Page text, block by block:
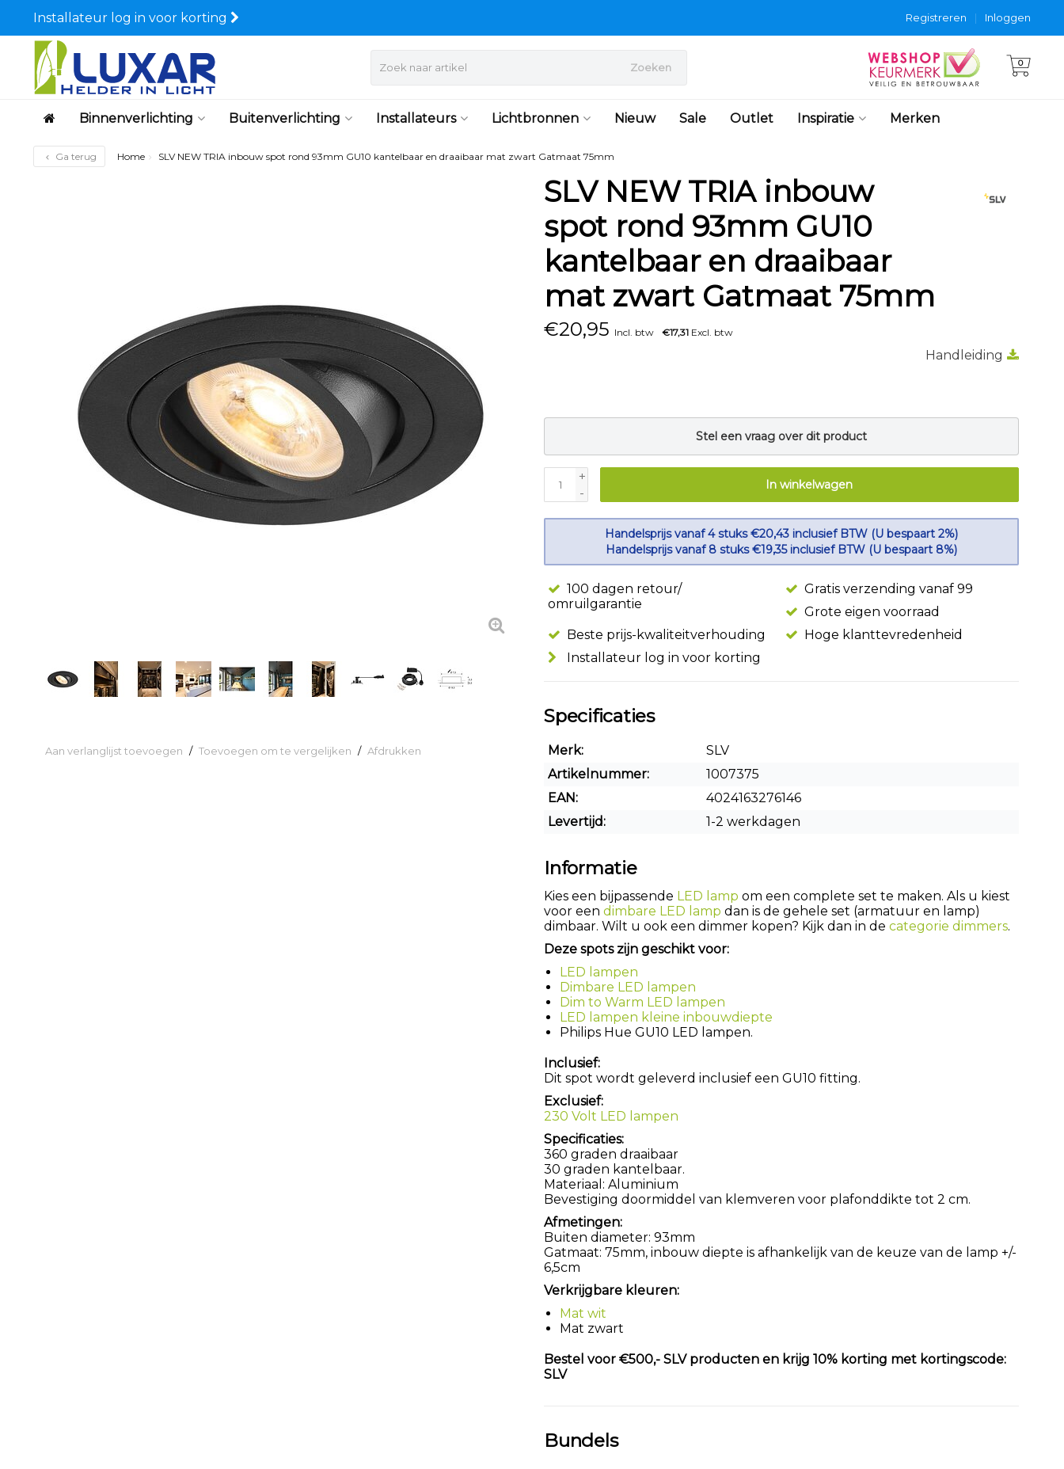
Installateur log in voor korting Inloggen
|
Registreren
Zoeken 0
Binnenverlichting Buitenverlichting Installateurs Lichtbronnen Nieuw Sale Outlet Inspiratie Merken
Ga terug Home SLV NEW TRIA inbouw spot rond 93mm GU10 kantelbaar en draaibaar mat zwart Gatmaat 75mm
Aan verlanglijst toevoegen / Toevoegen om te vergelijken / Afdrukken
SLV NEW TRIA inbouw
spot rond 93mm GU10
kantelbaar en draaibaar
mat zwart Gatmaat 75mm
€20,95 Incl. btw €17,31 Excl. btw
Handleiding
Stel een vraag over dit product
+
-
In winkelwagen
Handelsprijs vanaf 4 stuks €20,43 inclusief BTW (U bespaart 2%)
Handelsprijs vanaf 8 stuks €19,35 inclusief BTW (U bespaart 8%)
100 dagen retour/
omruilgarantie
Gratis verzending vanaf 99
Grote eigen voorraad
Beste prijs-kwaliteitverhouding
Hoge klanttevredenheid
Installateur log in voor korting
Specificaties
Merk:
SLV
Artikelnummer:
1007375
EAN:
4024163276146
Levertijd:
1-2 werkdagen
Informatie
Kies een bijpassende LED lamp om een complete set te maken. Als u kiest
voor een dimbare LED lamp dan is de gehele set (armatuur en lamp)
dimbaar. Wilt u ook een dimmer kopen? Kijk dan in de categorie dimmers.
Deze spots zijn geschikt voor:
LED lampen
Dimbare LED lampen
Dim to Warm LED lampen
LED lampen kleine inbouwdiepte
Philips Hue GU10 LED lampen.
Inclusief:
Dit spot wordt geleverd inclusief een GU10 fitting.
Exclusief:
230 Volt LED lampen
Specificaties:
360 graden draaibaar
30 graden kantelbaar.
Materiaal: Aluminium
Bevestiging doormiddel van klemveren voor plafonddikte tot 2 cm.
Afmetingen:
Buiten diameter: 93mm
Gatmaat: 75mm, inbouw diepte is afhankelijk van de keuze van de lamp +/-
6,5cm
Verkrijgbare kleuren:
Mat wit
Mat zwart
Bestel voor €500,- SLV producten en krijg 10% korting met kortingscode:
SLV
Bundels